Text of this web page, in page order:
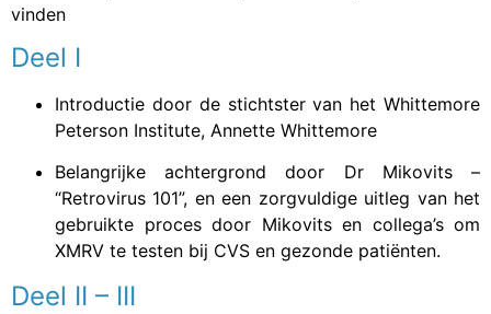
vinden
Deel I
Introductie door de stichtster van het Whittemore
Peterson Institute, Annette Whittemore
Belangrijke achtergrond door Dr Mikovits –
“Retrovirus 101”, en een zorgvuldige uitleg van het
gebruikte proces door Mikovits en collega’s om
XMRV te testen bij CVS en gezonde patiënten.
Deel II – III